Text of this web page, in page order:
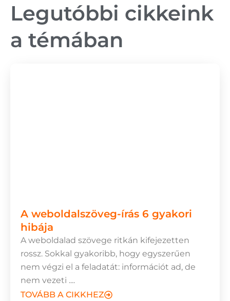
Legutóbbi cikkeink
a témában
A weboldalszöveg-írás 6 gyakori
hibája
A weboldalad szövege ritkán kifejezetten
rossz. Sokkal gyakoribb, hogy egyszerűen
nem végzi el a feladatát: információt ad, de
nem vezeti ....
TOVÁBB A CIKKHEZ